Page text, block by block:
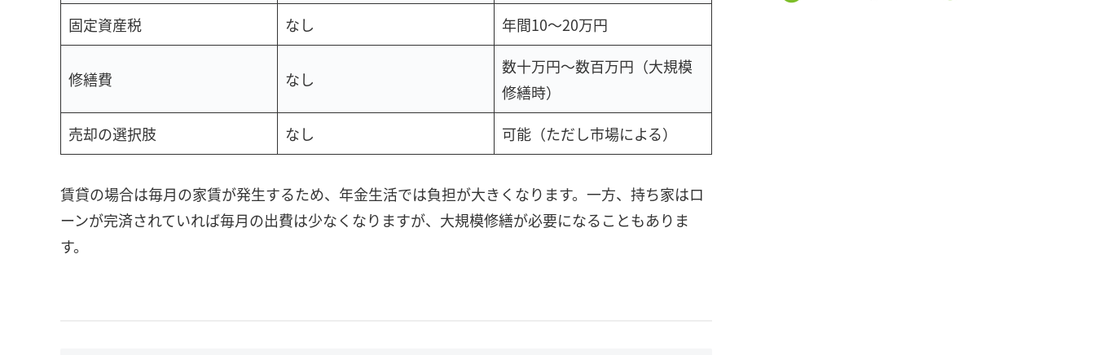
固定資産税
なし 年間10〜20万円
修繕費 なし
数十万円〜数百万円（大規模
修繕時）
売却の選択肢
なし 可能（ただし市場による）
賃貸の場合は毎月の家賃が発生するため、年金生活では負担が大きくなります。一方、持ち家はロ
ーンが完済されていれば毎月の出費は少なくなりますが、大規模修繕が必要になることもありま
す。